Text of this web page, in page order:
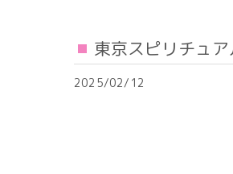
東京スピリチュ
2025/02/12